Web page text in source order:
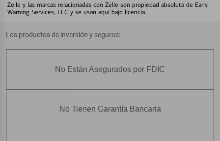
Zelle y las marcas relacionadas con Zelle son propiedad absoluta de Early
Warning Services, LLC y se usan aquí bajo licencia.
Los productos de inversión y seguros:
No Están Asegurados por FDIC
No Tienen Garantía Bancaria